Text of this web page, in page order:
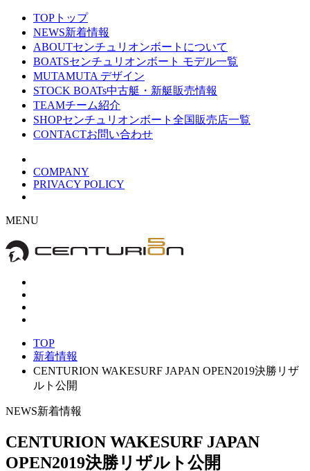
TOP トップ
NEWS新着情報
ABOUTセンチュリオンボートについて
BOATSセンチュリオンボート モデル一覧
MUTAMUTA デザイン
STOCK BOATs中古艇・新艇販売情報
TEAMチーム紹介
SHOPセンチュリオンボート全国販売店一覧
CONTACTお問い合わせ
COMPANY
PRIVACY POLICY
MENU
TOP
新着情報
CENTURION WAKESURF JAPAN OPEN2019決勝リザ
ルト公開
NEWS新着情報
CENTURION WAKESURF JAPAN
OPEN2019決勝リザルト公開